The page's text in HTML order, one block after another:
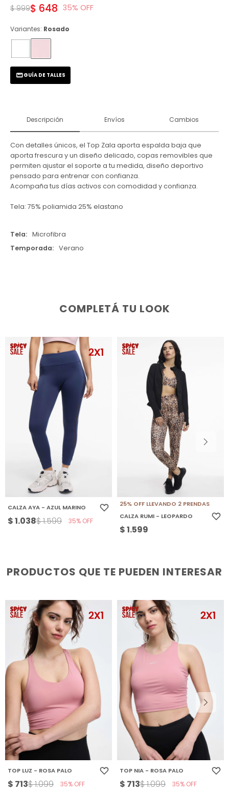
$ 648
$ 999 35
Variantes: Rosado
GUÍA DE TALLES
Descripción Envíos Cambios
Con detalles únicos, el Top Zala aporta espalda baja que
aporta frescura y un diseño delicado, copas removibles que
permiten ajustar el soporte a tu medida, diseño deportivo
pensado para entrenar con confianza.
Acompaña tus días activos con comodidad y confianza.
Tela: 75% poliamida 25% elastano
Tela
Microfibra
Temporada
Verano
COMPLETÁ TU LOOK
CALZA AYA - AZUL MARINO
$1.038$1.599 35
25% OFF LLEVANDO 2 PRENDAS
CALZA RUMI - LEOPARDO
$1.599
PRODUCTOS QUE TE PUEDEN INTERESAR
TOP LUZ - ROSA PALO
$ 713$1.099 35
TOP NIA - ROSA PALO
$ 713$1.099 35